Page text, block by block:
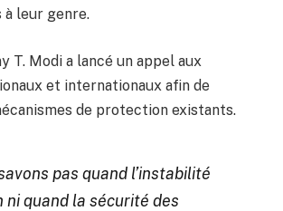
leur genre.
T. Modi a lancé un appel aux
et internationaux afin de
de protection existants.
pas quand l’instabilité
ni quand la sécurité des